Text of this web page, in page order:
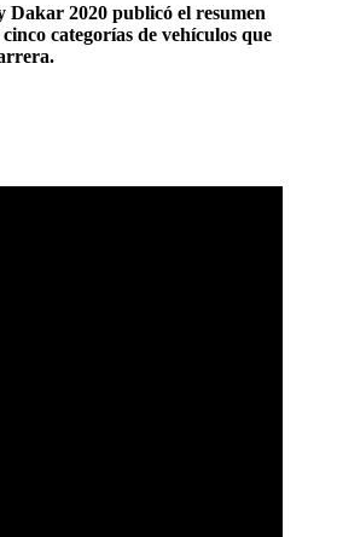
2020 publicó el resumen
categorías de vehículos que